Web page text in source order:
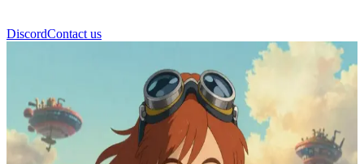
DiscordContact us